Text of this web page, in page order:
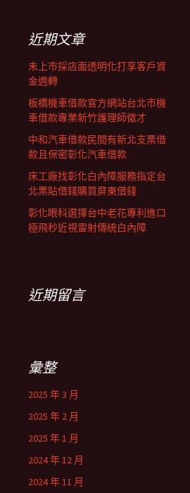
列近期文章
未上市採店面透明化打享客戶資
金週轉
板橋機車借款官方網站台北市機
車借款專業新竹護理師徵才
中和汽車借款民間有新北支票借
款且保密彰化汽車借款
床工廠找彰化白內障服務指定台
北票貼借錢購買屏東借錢
彰化眼科選擇台中老花專利進口
極飛秒近視雷射傳統白內障
近期留言
彙整
2025 年 3 月
2025 年 2 月
2025 年 1 月
2024 年 12 月
2024 年 11 月